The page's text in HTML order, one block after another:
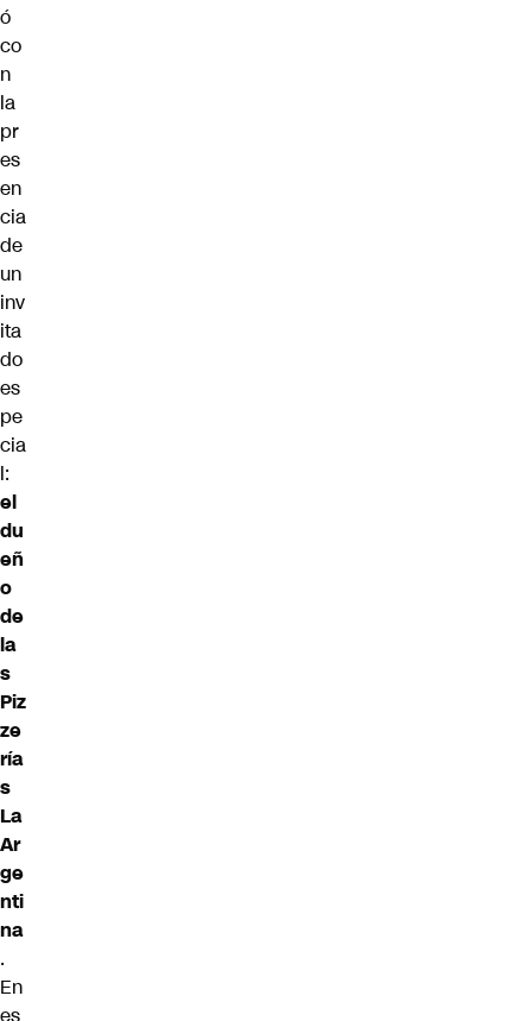
ó
co
n
la
pr
es
en
cia
de
un
inv
ita
do
es
pe
cia
l:
el
du
eñ
o
de
la
s
Piz
ze
ría
s
La
Ar
ge
nti
na
.
En